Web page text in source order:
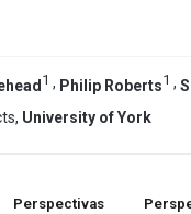
1 , Philip Roberts1 ,
University of York
Perspectivas